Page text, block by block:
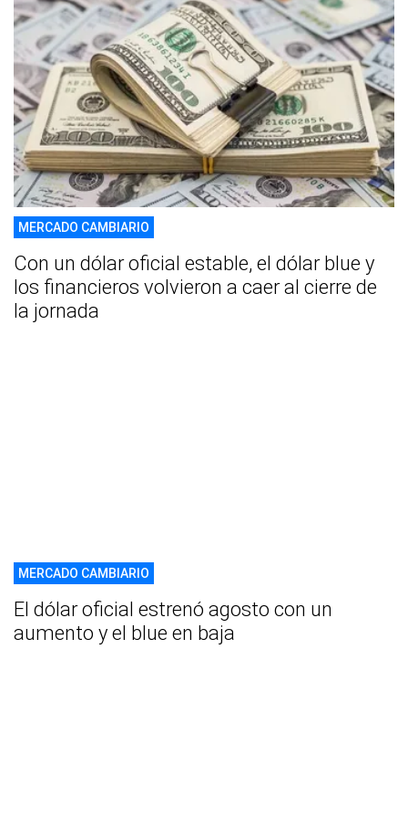
MERCADO CAMBIARIO
Con un dólar oficial estable, el dólar blue y
los financieros volvieron a caer al cierre de
la jornada
MERCADO CAMBIARIO
El dólar oficial estrenó agosto con un
aumento y el blue en baja